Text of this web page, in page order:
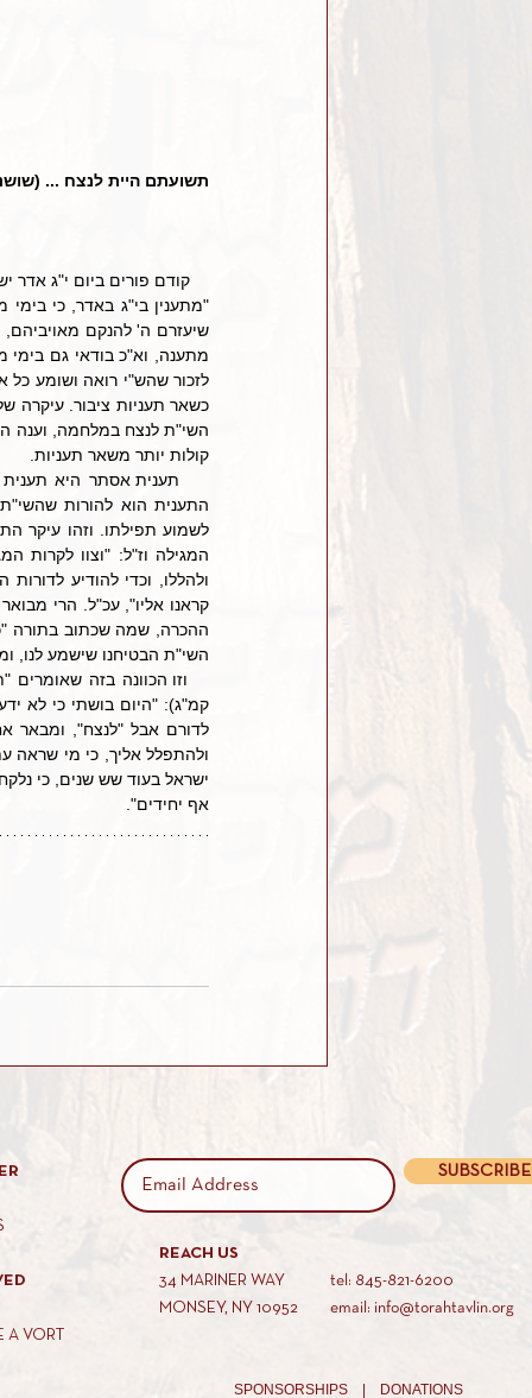
תשועתם היית לנצח ...
קולות יותר משאר תעניות.
השי"ת הבטיחנו שישמע לנו,
אף יחידים".
A VORT
SUBSCRIBE
REACH US
34 MARINER WAY
MONSEY, NY 10952
tel: 845-821-6200
email: info@torahtavlin.org
SPONSORSHIPS | DONATIONS